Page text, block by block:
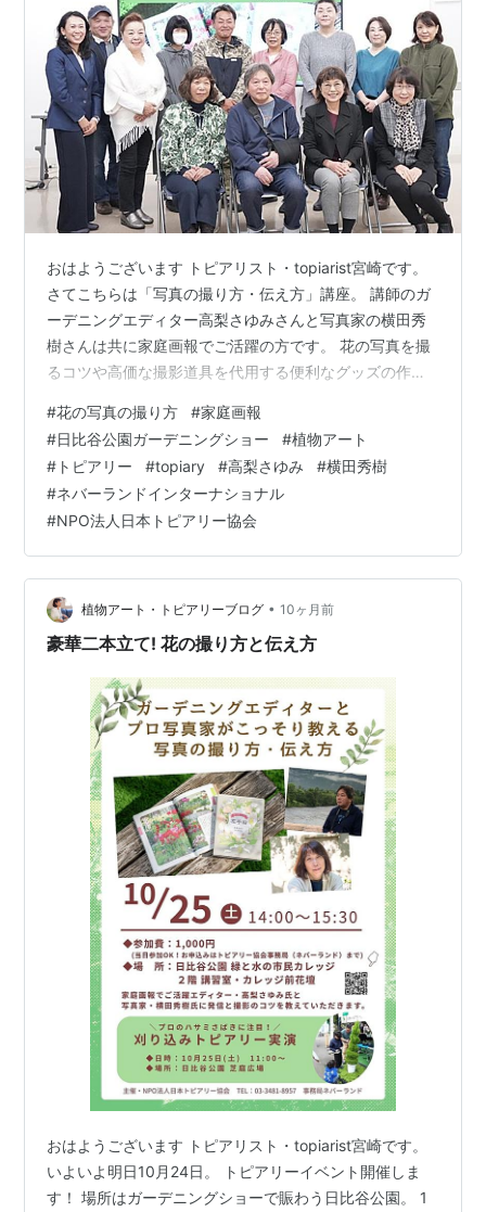
おはようございます トピアリスト・topiarist宮崎です。
さてこちらは「写真の撮り方・伝え方」講座。 講師のガ
ーデニングエディター高梨さゆみさんと写真家の横田秀
樹さんは共に家庭画報でご活躍の方です。 花の写真を撮
るコツや高価な撮影道具を代用する便利なグッズの作り
スマートフォン搭載のカメラ機能は爆上がりし、素人で
もそこそこ美しい写真が撮れる昨今。 プロ写真家の視点
は学ぶことがいっぱい！でした。 会場はお二人の人柄そ
のままに和やかな空気が生まれ、講習が終わったあとも
質問する人が絶えないいい講座でした。 横田氏は帰路
「はじめは緊張していたけど…
#花の写真の撮り方 #家庭画報
#日比谷公園ガーデニングショー #植物アート
# トピアリー #topiary #高梨さゆみ #横田秀樹
#ネバーランドインターナショナル
#NPO法人日本トピアリー協会
植物アート・トピアリーブログ • 10ヶ月前
豪華二本立て! 花の撮り方と伝え方
おはようございます トピアリスト・topiarist宮崎です。
いよいよ明日10月24日。 トピアリーイベント開催しま
す！ 場所はガーデニングショーで賑わう日比谷公園。 1